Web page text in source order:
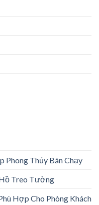
Thủy Bán Chạy
Treo Tường
Hợp Cho Phòng Khách